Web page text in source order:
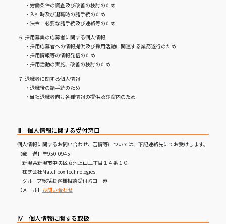
・労働条件の調査及び改善の検討のため
・入社時及び退職時の諸手続のため
・法令上必要な諸手続及び連絡等のため
採用募集の応募者に関する個人情報
・採用応募者への情報提供及び採用活動に関連する業務遂行のため
・採用情報等の情報発信のため
・採用活動の実施、改善の検討のため
退職者に関する個人情報
・退職後の諸手続のため
・当社退職者向け各種情報の提供及び案内のため
Ⅲ 個人情報に関する受付窓口
個人情報に関するお問い合わせ、苦情等については、下記連絡先にてお受けします。
【郵 送】〒950-0945
新潟県新潟市中央区女池上山三丁目１４番１０
株式会社Matchbox Technologies
グループ総括お客様相談受付窓口 宛
【メール】 お問い合わせ
Ⅳ 個人情報に関する取扱